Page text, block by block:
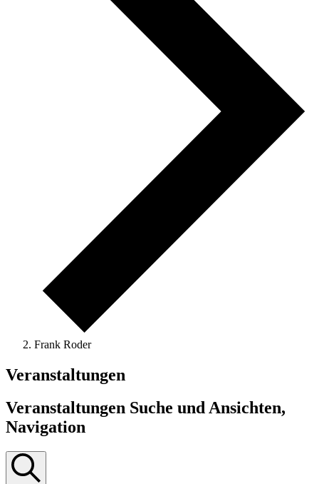
Frank Roder
Veranstaltungen
Veranstaltungen Suche und Ansichten,
Navigation